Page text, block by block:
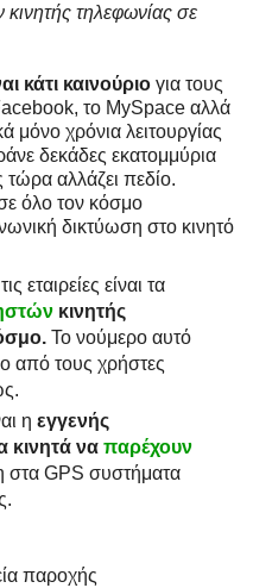
κινητής τηλεφωνίας σε
κάτι καινούριο για τους
το MySpace αλλά
μόνο χρόνια λειτουργίας
δεκάδες εκατομμύρια
αλλάζει πεδίο.
όλο τον κόσμο
δικτύωση στο κινητό
εταιρείες είναι τα
κινητής
Το νούμερο αυτό
από τους χρήστες
η εγγενής
κινητά να παρέχουν
στα GPS συστήματα
παροχής